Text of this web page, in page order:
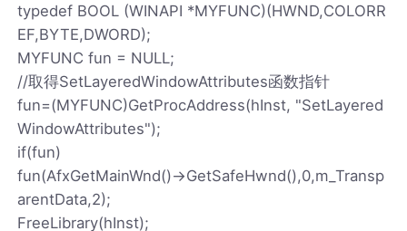
typedef BOOL (WINAPI *MYFUNC)(HWND,COLORR
EF,BYTE,DWORD);
MYFUNC fun = NULL;
//取得SetLayeredWindowAttributes函数指针
fun=(MYFUNC)GetProcAddress(hInst, "SetLayered
WindowAttributes");
if(fun)
fun(AfxGetMainWnd()->GetSafeHwnd(),0,m_Transp
arentData,2);
FreeLibrary(hInst);